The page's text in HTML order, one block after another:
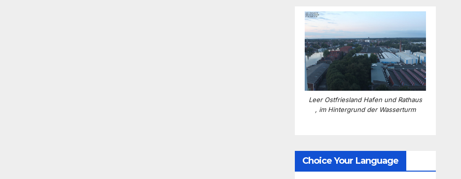
Leer Ostfriesland Hafen und Rathaus
, im Hintergrund der Wasserturm
Choice Your Language